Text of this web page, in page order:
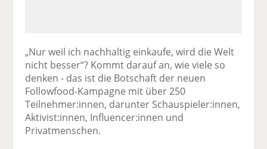
„Nur weil ich nachhaltig einkaufe, wird die Welt
nicht besser“? Kommt darauf an, wie viele so
denken - das ist die Botschaft der neuen
Followfood-Kampagne mit über 250
Teilnehmer:innen, darunter Schauspieler:innen,
Aktivist:innen, Influencer:innen und
Privatmenschen.